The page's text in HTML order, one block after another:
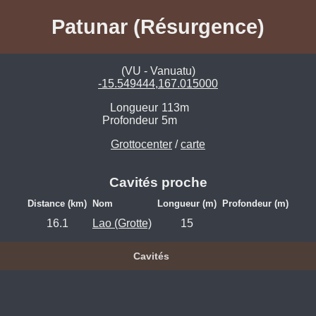
Patunar (Résurgence)
(VU - Vanuatu)
-15.549444,167.015000
Longueur 113m
Profondeur 5m
Grottocenter /carte
Cavités proche
Distance (km) Nom Longueur (m) Profondeur (m)
16.1 Lao (Grotte) 15
Cavités